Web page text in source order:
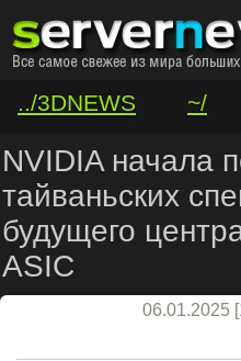
../3DNEWS ~/
/VAR/CONTACT
NVIDIA начала
тайваньских
будущего
ASIC
06.01.2025